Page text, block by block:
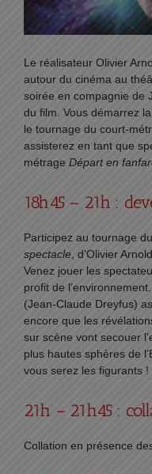
Le réalisateur Olivier
autour du cinéma au
soirée en compagnie de
du film. Vous démarrez
le tournage du court-
assisterez en tant que
métrage Départ en
18h45 – 21h :
Participez au tournage
spectacle, d’Olivier
Venez jouer les
profit de
(Jean-Claude Dreyfus)
encore que les
sur scène vont secouer
plus hautes sphères de
vous serez les figurants !
21h – 21h45 :
Collation en présence